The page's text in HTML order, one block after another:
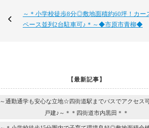
～＊小学校徒歩8分◎敷地面積約60坪！カー
ペース並列2台駐車可♪＊～◆市原市青柳◆
【最新記事】
～通勤通学も安心な立地☆四街道駅までバスでアクセス
戸建♪～＊＊四街道市内黒田＊＊